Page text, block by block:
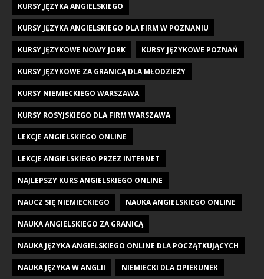
KURSY JĘZYKA ANGIELSKIEGO
KURSY JĘZYKA ANGIELSKIEGO DLA FIRM W POZNANIU
KURSY JĘZYKOWE NOWY JORK KURSY JĘZYKOWE POZNAŃ
KURSY JĘZYKOWE ZA GRANICĄ DLA MŁODZIEŻY
KURSY NIEMIECKIEGO WARSZAWA
KURSY ROSYJSKIEGO DLA FIRM WARSZAWA
LEKCJE ANGIELSKIEGO ONLINE
LEKCJE ANGIELSKIEGO PRZEZ INTERNET
NAJLEPSZY KURS ANGIELSKIEGO ONLINE
NAUCZ SIĘ NIEMIECKIEGO NAUKA ANGIELSKIEGO ONLINE
NAUKA ANGIELSKIEGO ZA GRANICĄ
NAUKA JĘZYKA ANGIELSKIEGO ONLINE DLA POCZĄTKUJĄCYCH
NAUKA JĘZYKA W ANGLII NIEMIECKI DLA OPIEKUNEK